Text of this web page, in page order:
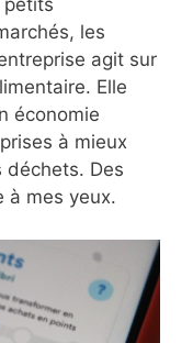
petits
les
agit sur
Elle
économie
à mieux
déchets. Des
à mes yeux.